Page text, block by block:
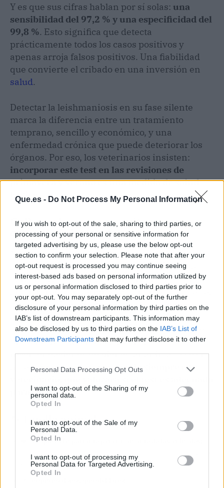
Que.es - Do Not Process My Personal Information
If you wish to opt-out of the sale, sharing to third parties, or
processing of your personal or sensitive information for
targeted advertising by us, please use the below opt-out
section to confirm your selection. Please note that after your
opt-out request is processed you may continue seeing
interest-based ads based on personal information utilized by
us or personal information disclosed to third parties prior to
your opt-out. You may separately opt-out of the further
disclosure of your personal information by third parties on the
IAB’s list of downstream participants. This information may
also be disclosed by us to third parties on the IAB’s List of
Downstream Participants that may further disclose it to other
Personal Data Processing Opt Outs
I want to opt-out of the Sharing of my
personal data.
Opted In
I want to opt-out of the Sale of my
Personal Data.
Opted In
I want to opt-out of processing my
Personal Data for Targeted Advertising.
Opted In
Y es que sus cifras hablan por sí solas: una
sensibilidad del 97,2 % y una especificidad del
99,8 %. Esto significa que detecta
prácticamente todos los casos positivos y
apenas arroja falsos positivos. Una fiabilidad
que convierte el cribado en una inversión en
salud.
Detectar la leishmaniosis en su fase silente
marca la diferencia entre un tratamiento
temprano, sencillo y económico, y una
enfermedad crónica que puede deteriorar los
órganos. Por eso, los veterinarios insisten:
incorporar este test en las revisiones de
primavera y verano es una medida de salud
básica.
Cribar ahora para evitar
complicaciones después
Muchos perros infectados pueden permanecer
asintomáticos durante meses o años, pero el
parásito ya está dañando internamente. Un
análisis regular permite actuar antes de que sea
tarde. La evidencia científica respalda que el
diagnóstico precoz mejora el pronóstico y,
según los expertos, el enfoque preventivo que
propone Vet Expert encaja con las
recomendaciones de bienestar animal. Eso sí,
ante la menor sospecha,acude siempre a tu
para tu perro.
🐾 Huella animal
Por qué es importante para un amante de los animales:
cribado estacional protege a tu perro de una enfermedad grave
y evita sufrimientos futuros.